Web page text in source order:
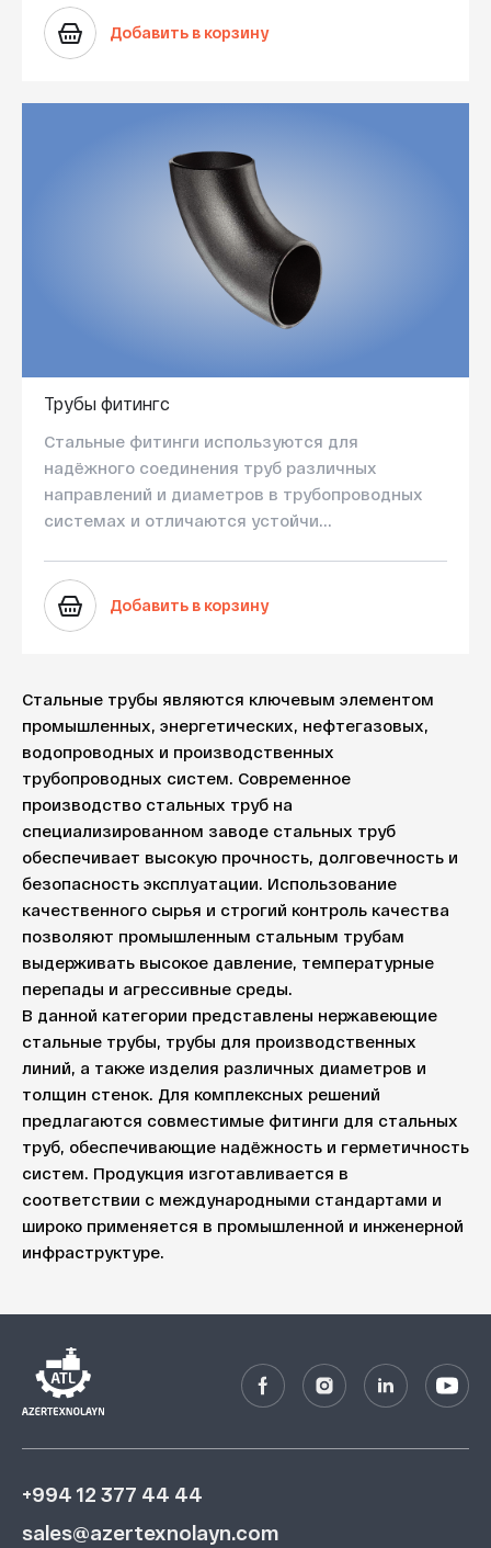
Добавить в корзину
Трубы фитингс
Стальные фитинги используются для
надёжного соединения труб различных
направлений и диаметров в трубопроводных
системах и отличаются устойчи...
Добавить в корзину
Стальные трубы являются ключевым элементом
промышленных, энергетических, нефтегазовых,
водопроводных и производственных
трубопроводных систем. Современное
производство стальных труб на
специализированном заводе стальных труб
обеспечивает высокую прочность, долговечность и
безопасность эксплуатации. Использование
качественного сырья и строгий контроль качества
позволяют промышленным стальным трубам
выдерживать высокое давление, температурные
перепады и агрессивные среды.
В данной категории представлены нержавеющие
стальные трубы, трубы для производственных
линий, а также изделия различных диаметров и
толщин стенок. Для комплексных решений
предлагаются совместимые фитинги для стальных
труб, обеспечивающие надёжность и герметичность
систем. Продукция изготавливается в
соответствии с международными стандартами и
широко применяется в промышленной и инженерной
инфраструктуре.
+994 12 377 44 44
sales@azertexnolayn.com